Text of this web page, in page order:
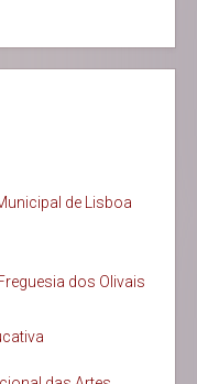
de Lisboa
dos Olivais